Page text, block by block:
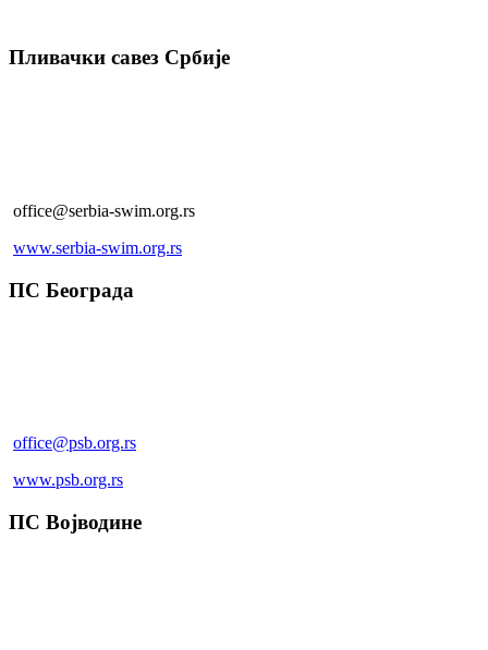
Пливачки савез Србије
office@serbia-swim.org.rs
www.serbia-swim.org.rs
ПС Београда
office@psb.org.rs
www.psb.org.rs
ПС Војводине